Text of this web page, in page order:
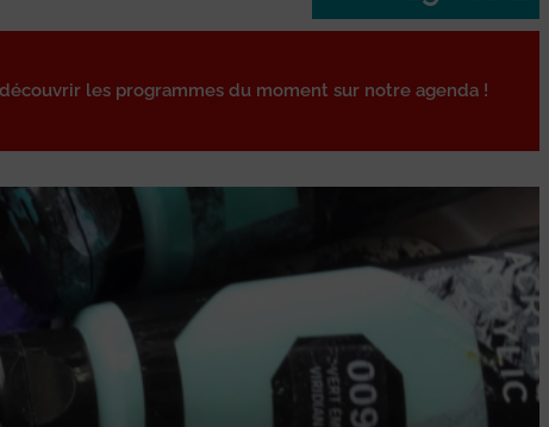
les programmes du moment sur notre agenda !